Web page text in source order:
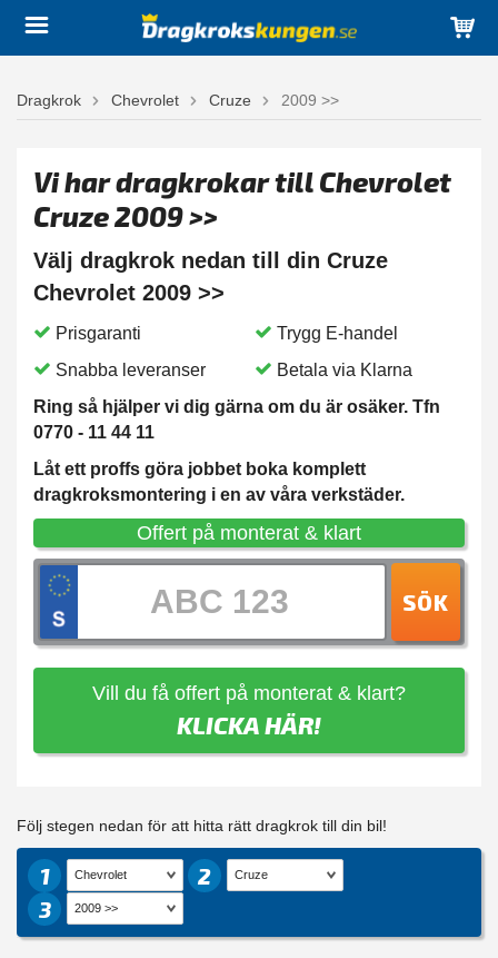
Dragkrok Chevrolet Cruze 2009 >>
Vi har dragkrokar till Chevrolet
Cruze 2009 >>
Välj dragkrok nedan till din Cruze
Chevrolet 2009 >>
Prisgaranti
Trygg E-handel
Snabba leveranser
Betala via Klarna
Ring så hjälper vi dig gärna om du är osäker. Tfn
0770 - 11 44 11
Låt ett proffs göra jobbet boka komplett
dragkroksmontering i en av våra verkstäder.
Offert på monterat & klart
SÖK
Vill du få offert på monterat & klart?
KLICKA HÄR!
Följ stegen nedan för att hitta rätt dragkrok till din bil!
1
2
3